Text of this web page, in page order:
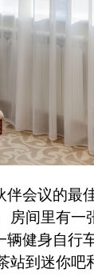
会议的最
房间里有
健身自行
到迷你吧